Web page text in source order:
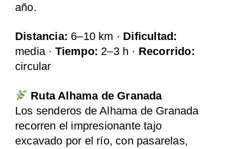
año.
Distancia: 6–10 km · Dificultad:
media · Tiempo: 2–3 h · Recorrido:
circular
Ruta Alhama de Granada
Los senderos de Alhama de Granada
recorren el impresionante tajo
excavado por el río, con pasarelas,